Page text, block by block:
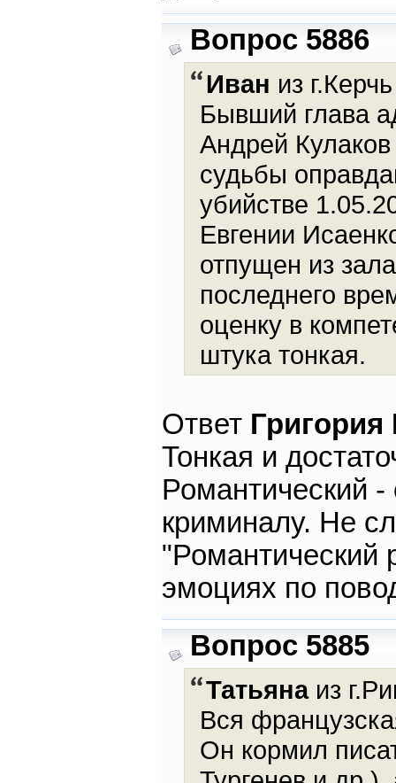
Вопрос 5886
Иван из
Бывший глава
Андрей
судьбы
убийстве
Евгении
отпущен из
последнего
оценку в
штука тонкая.
Ответ
Тонкая и
Романтический
криминалу. Не
"Романтический
эмоциях по
Вопрос 5885
Татьянаиз
Вся
Он кормил